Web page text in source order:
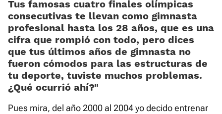
Tus famosas cuatro finales olímpicas
consecutivas te llevan como gimnasta
profesional hasta los 28 años, que es una
cifra que rompió con todo, pero dices
que tus últimos años de gimnasta no
fueron cómodos para las estructuras de
tu deporte, tuviste muchos problemas.
¿Qué ocurrió ahí?«
Pues mira, del año 2000 al 2004 yo decido entrenar